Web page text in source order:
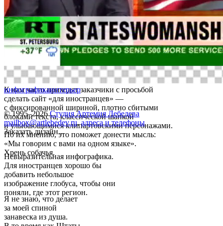
К нам часто приходят заказчики с просьбой
сделать сайт «для иностранцев» —
с фиксированной шириной, плотно сбитыми
блоками текста, классической шапкой
и улыбающимися клипартовскими персонажами.
По их мнению, это поможет донести мысль:
«Мы говорим с вами на одном языке».
Хрень собачья.
Невыразительная инфографика.
Для иностранцев хорошо бы
добавить небольшое
изображение глобуса, чтобы они
поняли, где этот регион.
Я не знаю, что делает
за моей спиной
занавеска из душа.
инфографикаинтерьер
© 1995–2026 Студия Артемия Лебедева
mailbox@artlebedev.ru, адреса и телефоны
Заказать дизайн...